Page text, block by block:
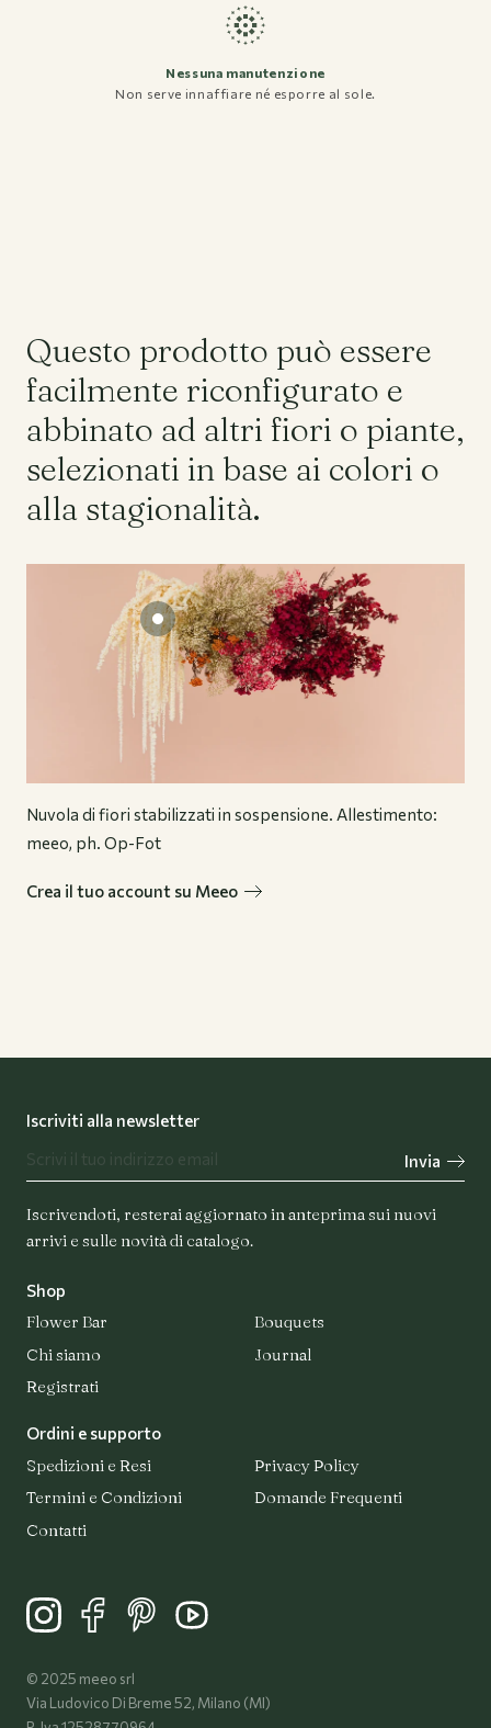
Nessuna manutenzione
Non serve innaffiare né esporre al sole.
Questo prodotto può essere
facilmente riconfigurato e
abbinato ad altri fiori o piante,
selezionati in base ai colori o
alla stagionalità.
Nuvola di fiori stabilizzati in sospensione. Allestimento:
meeo, ph. Op-Fot
Crea il tuo account su Meeo
Iscriviti alla newsletter
Invia
Iscrivendoti, resterai aggiornato in anteprima sui nuovi
arrivi e sulle novità di catalogo.
Shop
Flower Bar
Bouquets
Chi siamo
Journal
Registrati
Ordini e supporto
Spedizioni e Resi
Privacy Policy
Termini e Condizioni
Domande Frequenti
Contatti
© 2025 meeo srl
Via Ludovico Di Breme 52, Milano (MI)